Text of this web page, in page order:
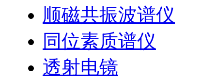
顺磁共振波谱仪
同位素质谱仪
透射电镜